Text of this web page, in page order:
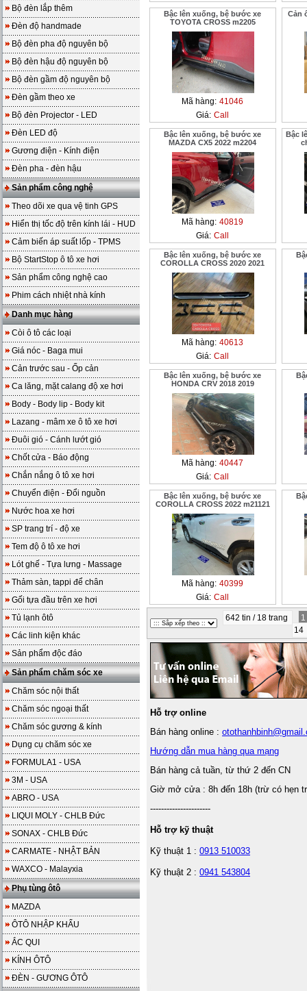
Bộ đèn lắp thêm
Đèn độ handmade
Bộ đèn pha độ nguyên bộ
Bộ đèn hậu độ nguyên bộ
Bộ đèn gầm độ nguyên bộ
Đèn gầm theo xe
Bộ đèn Projector - LED
Đèn LED độ
Gương điện - Kính điện
Đèn pha - đèn hậu
Sản phẩm công nghệ
Theo dõi xe qua vệ tinh GPS
Hiển thị tốc độ trên kính lái - HUD
Cảm biến áp suất lốp - TPMS
Bộ StartStop ô tô xe hơi
Sản phẩm công nghệ cao
Phim cách nhiệt nhà kính
Danh mục hàng
Còi ô tô các loại
Giá nóc - Baga mui
Cản trước sau - Ốp cản
Ca lăng, mặt calang độ xe hơi
Body - Body lip - Body kit
Lazang - mâm xe ô tô xe hơi
Đuôi gió - Cánh lướt gió
Chốt cửa - Báo động
Chắn nắng ô tô xe hơi
Chuyển điện - Đổi nguồn
Nước hoa xe hơi
SP trang trí - độ xe
Tem độ ô tô xe hơi
Lót ghế - Tựa lưng - Massage
Thảm sàn, tappi để chân
Gối tựa đầu trên xe hơi
Tủ lạnh ôtô
Các linh kiện khác
Sản phẩm độc đáo
Sản phẩm chăm sóc xe
Chăm sóc nội thất
Chăm sóc ngoại thất
Chăm sóc gương & kính
Dụng cụ chăm sóc xe
FORMULA1 - USA
3M - USA
ABRO - USA
LIQUI MOLY - CHLB Đức
SONAX - CHLB Đức
CARMATE - NHẬT BẢN
WAXCO - Malayxia
Phụ tùng ôtô
MAZDA
ÔTÔ NHẬP KHẨU
ẮC QUI
KÍNH ÔTÔ
ĐÈN - GƯƠNG ÔTÔ
Bậc lên xuống, bệ bước xe
TOYOTA CROSS m2205
Mã hàng: 41046
Giá: Call
Cản
Bậc lên xuống, bệ bước xe
MAZDA CX5 2022 m2204
Mã hàng: 40819
Giá: Call
Bậc
Bậc lên xuống, bệ bước xe
COROLLA CROSS 2020 2021
Mã hàng: 40613
Giá: Call
Bậc lên xuống, bệ bước xe
HONDA CRV 2018 2019
Mã hàng: 40447
Giá: Call
Bậc lên xuống, bệ bước xe
COROLLA CROSS 2022 m21121
Mã hàng: 40399
Giá: Call
642 tin / 18 trang
1
14
Hỗ trợ online
Bán hàng online :
Hướng dẫn mua hàng qua mạng
Bán hàng cả tuần, từ thứ 2 đến CN
Giờ mở cửa : 8h đến 18h (trừ có hẹn
----------------------
Hỗ trợ kỹ thuật
Kỹ thuật 1 : 0913 510033
Kỹ thuật 2 : 0941 543804